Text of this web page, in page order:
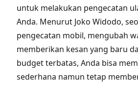
untuk melakukan pengecatan
Anda. Menurut Joko Widodo,
pengecatan mobil, mengubah
memberikan kesan yang baru
budget terbatas, Anda bisa
sederhana namun tetap